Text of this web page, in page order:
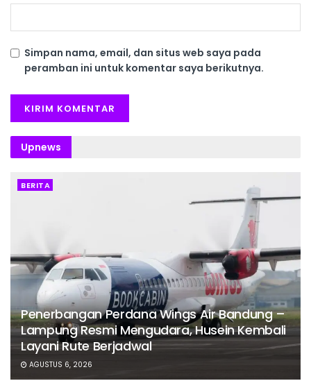
Simpan nama, email, dan situs web saya pada
peramban ini untuk komentar saya berikutnya.
Upnews
BERITA
Penerbangan Perdana Wings Air Bandung –
Lampung Resmi Mengudara, Husein Kembali
Layani Rute Berjadwal
AGUSTUS 6, 2026